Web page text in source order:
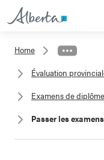
Home
Évaluation
Examens de diplôme
Passer les